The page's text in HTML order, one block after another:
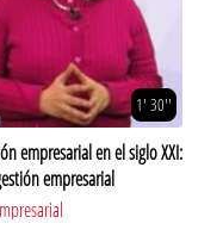
1' 30''
empresarial en el siglo XXI:
empresarial